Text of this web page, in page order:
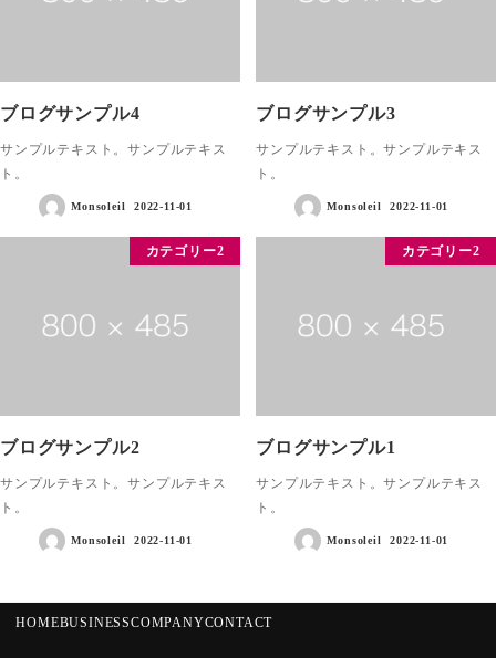
ブログサンプル4
サンプルテキスト。サンプルテキス
ト。
Monsoleil 2022-11-01
ブログサンプル3
サンプルテキスト。サンプルテキス
ト。
Monsoleil 2022-11-01
カテゴリー2
ブログサンプル2
サンプルテキスト。サンプルテキス
ト。
Monsoleil 2022-11-01
カテゴリー2
ブログサンプル1
サンプルテキスト。サンプルテキス
ト。
Monsoleil 2022-11-01
HOMEBUSINESSCOMPANYCONTACT